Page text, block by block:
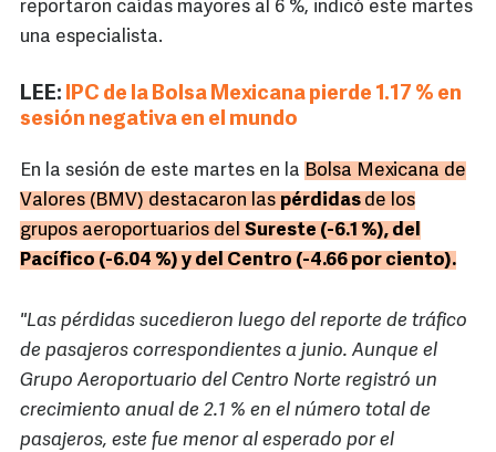
reportaron caídas mayores al 6 %, indicó este martes
una especialista.
LEE: IPC de la Bolsa Mexicana pierde 1.17 % en
sesión negativa en el mundo
En la sesión de este martes en la Bolsa Mexicana de
Valores (BMV) destacaron las pérdidas de los
grupos aeroportuarios del Sureste (-6.1 %), del
Pacífico (-6.04 %) y del Centro (-4.66 por ciento).
"Las pérdidas sucedieron luego del reporte de tráfico
de pasajeros correspondientes a junio. Aunque el
Grupo Aeroportuario del Centro Norte registró un
crecimiento anual de 2.1 % en el número total de
pasajeros, este fue menor al esperado por el